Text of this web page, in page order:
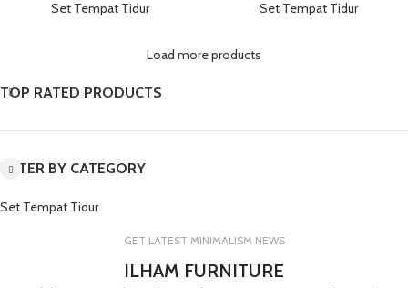
TOP RATED PRODUCTS
FILTER BY CATEGORY
Set Tempat Tidur
Set Tempat Tidur Set Tempat Tidur
Load more products
GET LATEST MINIMALISM NEWS
ILHAM FURNITURE